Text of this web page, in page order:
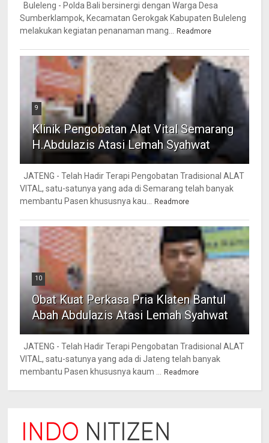
Buleleng - Polda Bali bersinergi dengan Warga Desa
Sumberklampok, Kecamatan Gerokgak Kabupaten Buleleng
melakukan kegiatan penanaman mang...
Readmore
9
Klinik Pengobatan Alat Vital Semarang
H.Abdulazis Atasi Lemah Syahwat
JATENG - Telah Hadir Terapi Pengobatan Tradisional ALAT
VITAL, satu-satunya yang ada di Semarang telah banyak
membantu Pasen khususnya kau...
Readmore
10
Obat Kuat Perkasa Pria Klaten Bantul
Abah Abdulazis Atasi Lemah Syahwat
JATENG - Telah Hadir Terapi Pengobatan Tradisional ALAT
VITAL, satu-satunya yang ada di Jateng telah banyak
membantu Pasen khususnya kaum ...
Readmore